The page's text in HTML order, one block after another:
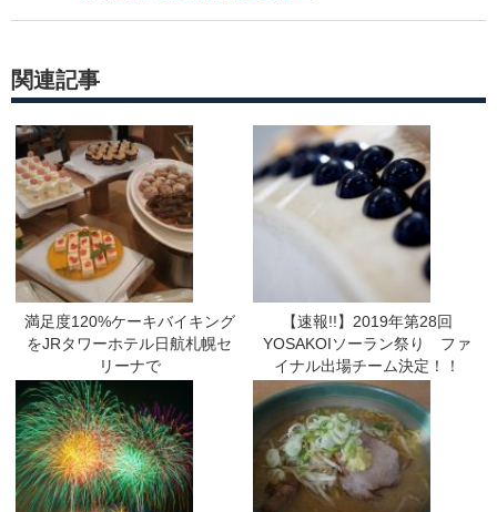
関連記事
満足度120%ケーキバイキング
をJRタワーホテル日航札幌セ
リーナで
【速報!!】2019年第28回
YOSAKOIソーラン祭り ファ
イナル出場チーム決定！！